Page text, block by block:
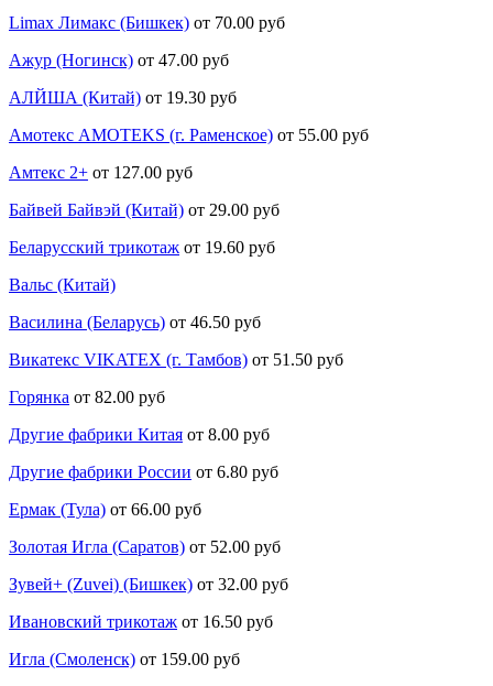
Limax Лимакс (Бишкек) от 70.00 руб
Ажур (Ногинск) от 47.00 руб
АЛЙША (Китай) от 19.30 руб
Амотекс AMOTEKS (г. Раменское) от 55.00 руб
Амтекс 2+ от 127.00 руб
Байвей Байвэй (Китай) от 29.00 руб
Беларусский трикотаж от 19.60 руб
Вальс (Китай)
Василина (Беларусь) от 46.50 руб
Викатекс VIKATEX (г. Тамбов) от 51.50 руб
Горянка от 82.00 руб
Другие фабрики Китая от 8.00 руб
Другие фабрики России от 6.80 руб
Ермак (Тула) от 66.00 руб
Золотая Игла (Саратов) от 52.00 руб
Зувей+ (Zuvei) (Бишкек) от 32.00 руб
Ивановский трикотаж от 16.50 руб
Игла (Смоленск) от 159.00 руб